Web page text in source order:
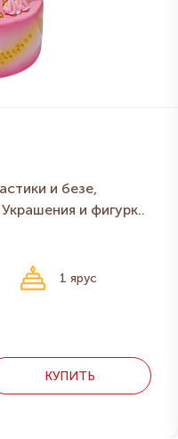
и безе,
и фигурк..
1 ярус
КУПИТЬ